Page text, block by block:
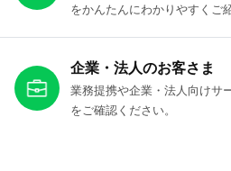
をかんたんにわかりやすくご
企業・法人のお客さま
業務提携や企業・法人向けサ
をご確認ください。